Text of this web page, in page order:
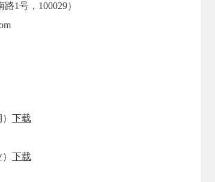
号，100029）
下载
下载